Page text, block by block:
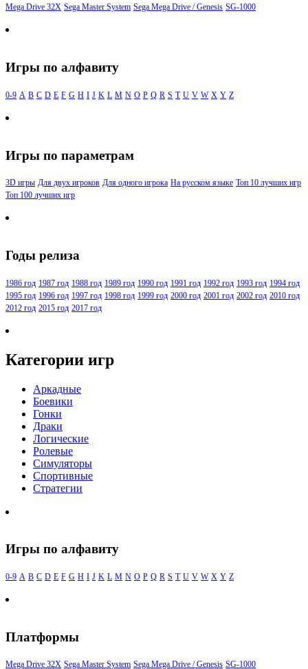
Mega Drive 32X Sega Master System Sega Mega Drive / Genesis SG-1000
Игры по алфавиту
0-9 A B C D E F G H I J K L M N O P Q R S T U V W X Y Z
Игры по параметрам
3D игры Для двух игроков Для одного игрока На русском языке Топ 10 лучших игр
Топ 100 лучших игр
Годы релиза
1986 год 1987 год 1988 год 1989 год 1990 год 1991 год 1992 год 1993 год 1994 год
1995 год 1996 год 1997 год 1998 год 1999 год 2000 год 2001 год 2002 год 2010 год
2012 год 2015 год 2017 год
Категории игр
Аркадные
Боевики
Гонки
Драки
Логические
Ролевые
Симуляторы
Спортивные
Стратегии
Игры по алфавиту
0-9 A B C D E F G H I J K L M N O P Q R S T U V W X Y Z
Платформы
Mega Drive 32X Sega Master System Sega Mega Drive / Genesis SG-1000